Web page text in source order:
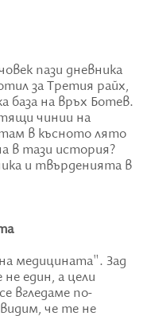
пази дневника
за Третия райх,
база на връх Ботев.
чинии на
в късното лято
в тази история?
и твърденията в
медицината". Зад
един, а цели
вгледаме по-
че те не